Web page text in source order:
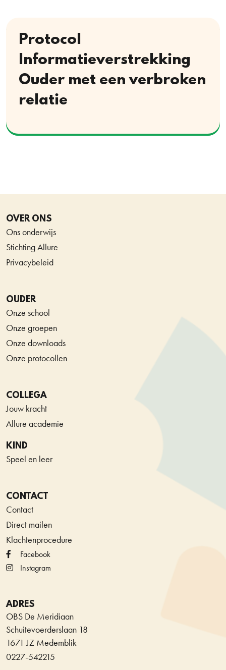
Protocol
Informatieverstrekking
Ouder met een verbroken
relatie
OVER ONS
Ons onderwijs
Stichting Allure
Privacybeleid
OUDER
Onze school
Onze groepen
Onze downloads
Onze protocollen
COLLEGA
Jouw kracht
Allure academie
KIND
Speel en leer
CONTACT
Contact
Direct mailen
Klachtenprocedure
Facebook
Instagram
ADRES
OBS De Meridiaan
Schuitevoerderslaan 18
1671 JZ Medemblik
0227-542215